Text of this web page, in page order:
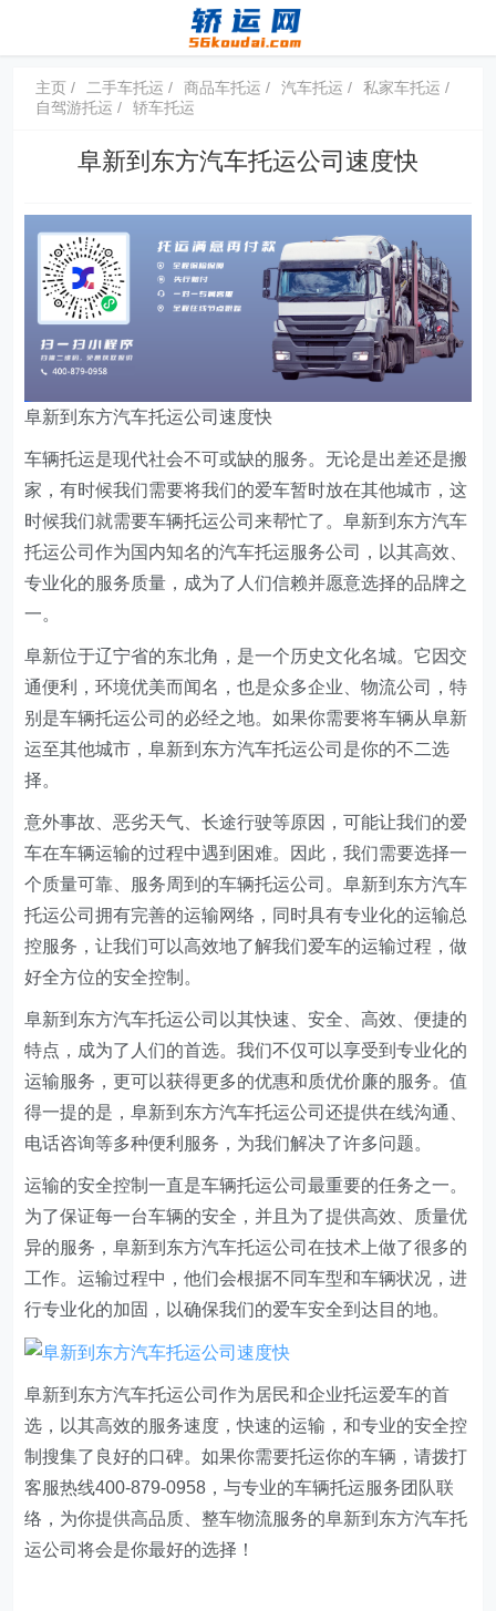
主页 二手车托运 商品车托运 汽车托运
私家车托运
自驾游托运
轿车托运
阜新到东方汽车托运公司速度快
阜新到东方汽车托运公司速度快
车辆托运是现代社会不可或缺的服务。无论是出差还是搬
家，有时候我们需要将我们的爱车暂时放在其他城市，这
时候我们就需要车辆托运公司来帮忙了。阜新到东方汽车
托运公司作为国内知名的汽车托运服务公司，以其高效、
专业化的服务质量，成为了人们信赖并愿意选择的品牌之
一。
阜新位于辽宁省的东北角，是一个历史文化名城。它因交
通便利，环境优美而闻名，也是众多企业、物流公司，特
别是车辆托运公司的必经之地。如果你需要将车辆从阜新
运至其他城市，阜新到东方汽车托运公司是你的不二选
择。
意外事故、恶劣天气、长途行驶等原因，可能让我们的爱
车在车辆运输的过程中遇到困难。因此，我们需要选择一
个质量可靠、服务周到的车辆托运公司。阜新到东方汽车
托运公司拥有完善的运输网络，同时具有专业化的运输总
控服务，让我们可以高效地了解我们爱车的运输过程，做
好全方位的安全控制。
阜新到东方汽车托运公司以其快速、安全、高效、便捷的
特点，成为了人们的首选。我们不仅可以享受到专业化的
运输服务，更可以获得更多的优惠和质优价廉的服务。值
得一提的是，阜新到东方汽车托运公司还提供在线沟通、
电话咨询等多种便利服务，为我们解决了许多问题。
运输的安全控制一直是车辆托运公司最重要的任务之一。
为了保证每一台车辆的安全，并且为了提供高效、质量优
异的服务，阜新到东方汽车托运公司在技术上做了很多的
工作。运输过程中，他们会根据不同车型和车辆状况，进
行专业化的加固，以确保我们的爱车安全到达目的地。
阜新到东方汽车托运公司作为居民和企业托运爱车的首
选，以其高效的服务速度，快速的运输，和专业的安全控
制搜集了良好的口碑。如果你需要托运你的车辆，请拨打
客服热线400-879-0958，与专业的车辆托运服务团队联
络，为你提供高品质、整车物流服务的阜新到东方汽车托
运公司将会是你最好的选择！